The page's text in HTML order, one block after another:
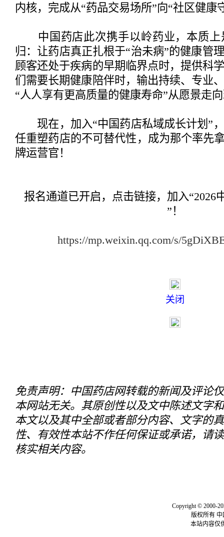
内核，完成从“药品交易场所”向“社区健康
中国药店此次携手以岭药业，本质上
归：让药店真正扎根于“治未病”的健康
顾客还处于疾病的早期临界点时，提供科
们需要长期健康陪伴时，输出持续、专业
“人人享有更高质量的健康寿命”从愿景走
现在，加入“中国药店私域成长计划”
任重塑药店的不可替代性，成为那个率先
牌运营官！
报名通道已开启，点击链接，加入“2026
”！
https://mp.weixin.qq.com/s/
关闭
免责声明：中国药店网转载的新闻及评论
本网站无关。其原创性以及文中陈述文字
本文以及其中全部或者部分内容、文字的
性、有效性本站不作任何保证或承诺，请
核实相关内容。
Copyright © 2000-
版权所有
本站内容仅